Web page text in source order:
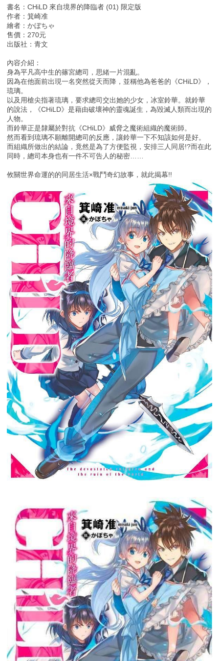
書名：CHiLD 來自境界的降臨者 (01) 限定版
作者：箕崎准
繪者：かぼちゃ
售價：270元
出版社：青文
內容介紹：
身為平凡高中生的篠宮總司，思緒一片混亂。
因為在他面前出現一名突然從天而降，並稱他為爸爸的《CHiLD》，
琉璃。
以及用槍尖指著琉璃，要求總司交出她的少女，冰室鈴華。就鈴華
的說法，《CHiLD》是藉由破壞神的靈魂誕生，為毀滅人類而出現的
人物。
而鈴華正是隸屬於對抗《CHiLD》威脅之魔術組織的魔術師。
然而看到琉璃不願離開總司的反應，讓鈴華一下不知該如何是好。
而組織所做出的結論，竟然是為了方便監視，安排三人同居!?而在此
同時，總司本身也有一件不可告人的秘密……
攸關世界命運的的同居生活×戰鬥奇幻故事，就此揭幕!!